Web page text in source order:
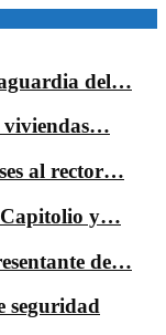
del…
viviendas…
al rector…
Capitolio y…
de…
seguridad